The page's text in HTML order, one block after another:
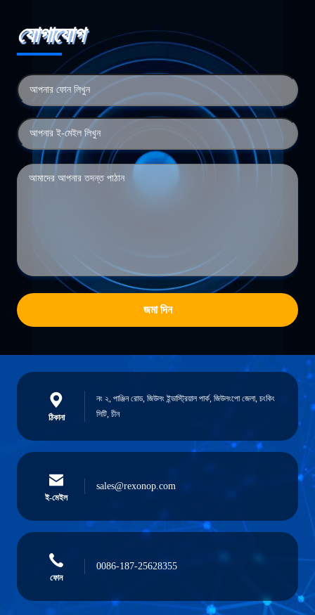
যোগাযোগ
জমা দিন
ঠিকানা
নং ২, পাঞ্জিন রোড, জিউলং ইন্ডাস্ট্রিয়াল পার্ক, জিউলংপো জেলা, চংকিং
সিটি, চীন
ই-মেইল
sales@rexonop.com
ফোন
0086-187-25628355